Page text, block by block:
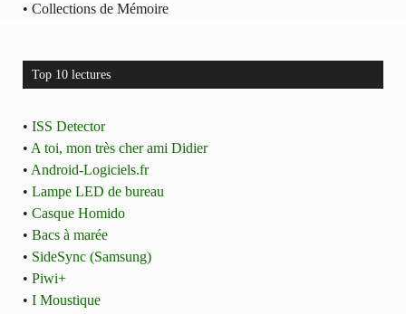
• Collections de Mémoire
Top 10 lectures
• ISS Detector
• A toi, mon très cher ami Didier
• Android-Logiciels.fr
• Lampe LED de bureau
• Casque Homido
• Bacs à marée
• SideSync (Samsung)
• Piwi+
• I Moustique